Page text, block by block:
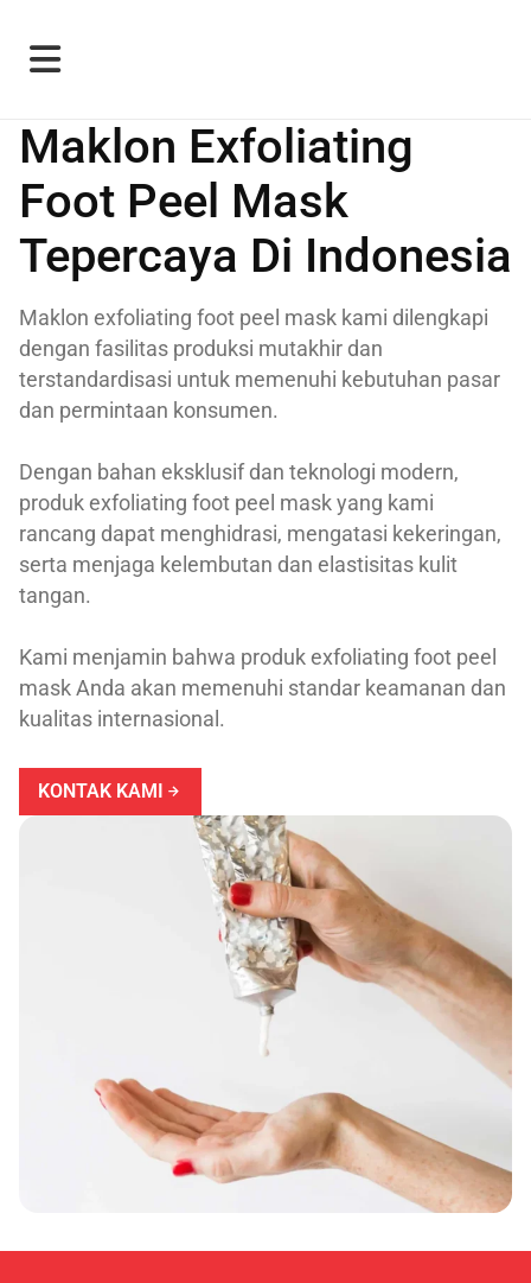
Maklon Exfoliating
Foot Peel Mask
Tepercaya Di Indonesia
Maklon exfoliating foot peel mask kami dilengkapi
dengan fasilitas produksi mutakhir dan
terstandardisasi untuk memenuhi kebutuhan pasar
dan permintaan konsumen.
Dengan bahan eksklusif dan teknologi modern,
produk exfoliating foot peel mask yang kami
rancang dapat menghidrasi, mengatasi kekeringan,
serta menjaga kelembutan dan elastisitas kulit
tangan.
Kami menjamin bahwa produk exfoliating foot peel
mask Anda akan memenuhi standar keamanan dan
kualitas internasional.
KONTAK KAMI